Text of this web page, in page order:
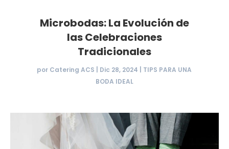
Microbodas: La Evolución de
las Celebraciones
Tradicionales
por Catering ACS Dic 28, 2024
TIPS PARA UNA
BODA IDEAL